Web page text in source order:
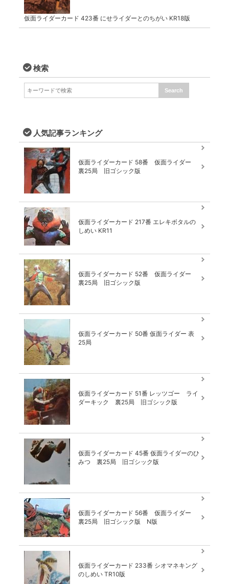
仮面ライダーカード 423番 にせライダーとのちがい KR18版
検索
人気記事ランキング
仮面ライダーカード 58番 仮面ライダー
裏25局 旧ゴシック版
仮面ライダーカード 217番 エレキボタルの
しめい KR11
仮面ライダーカード 52番 仮面ライダー
裏25局 旧ゴシック版
仮面ライダーカード 50番 仮面ライダー 表
25局
仮面ライダーカード 51番 レッツゴー ライ
ダーキック 裏25局 旧ゴシック版
仮面ライダーカード 45番 仮面ライダーのひ
みつ 裏25局 旧ゴシック版
仮面ライダーカード 56番 仮面ライダー
裏25局 旧ゴシック版 N版
仮面ライダーカード 233番 シオマネキング
のしめい TR10版